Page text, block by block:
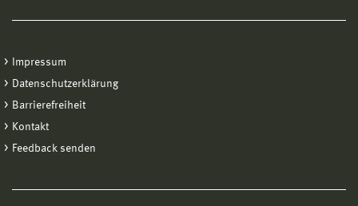
Impressum
Datenschutzerklärung
Barrierefreiheit
Kontakt
Feedback senden